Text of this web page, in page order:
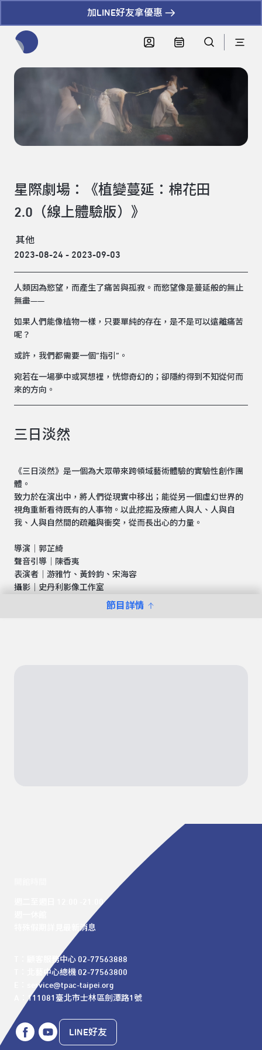
加LINE好友拿優惠
節目詳情
星際劇場：《植變蔓延：棉花田
2.0（線上體驗版）》
其他
2023-08-24 - 2023-09-03
人類因為慾望，而產生了痛苦與孤寂。而慾望像是蔓延般的無止
無盡——
如果人們能像植物一樣，只要單純的存在，是不是可以遠離痛苦
呢？
或許，我們都需要一個”指引”。
宛若在一場夢中或冥想裡，恍惚奇幻的；卻隱約得到不知從何而
來的方向。
三日淡然
《三日淡然》是一個為大眾帶來跨領域藝術體驗的實驗性創作團
體。
致力於在演出中，將人們從現實中移出；能從另一個虛幻世界的
視角重新看待既有的人事物。以此挖掘及療癒人與人、人與自
我、人與自然間的疏離與衝突，從而長出心的力量。
導演｜郭芷綺
聲音引導｜陳香夷
表演者｜游雅竹、黃鈴鈞、宋海容
攝影｜史丹利影像工作室
週二至週日 12:00 -21:00
特殊假期詳見最新消息
T：顧客服務中心 02-77563888
T：北藝中心總機 02-77563800
E：service@tpac-taipei.org
A：111081臺北市士林區劍潭路1號
LINE好友